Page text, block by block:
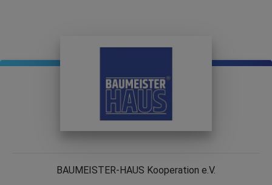
BAUMEISTER-HAUS Kooperation e.V.